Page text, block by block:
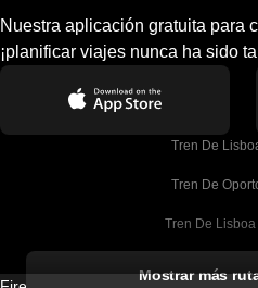
Nuestra aplicación gratuita para
¡planificar viajes nunca ha sido
Tren De
Tren De
Tren De Lisboa
Mostrar más